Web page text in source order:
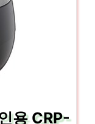
용 CRP-